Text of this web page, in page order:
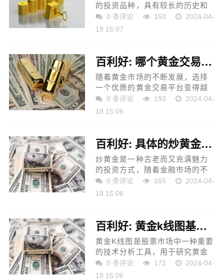
的投资品种，具有较长的历史和
广泛的交易市场。黄金市场的走
势受到多种因素的影响，包括经
0 条评论 150
2024-04-
18 15:07
百利好: 哪个黄金交易平台好？要有什么特点？
随着黄金市场的不断发展，选择
一个优质的黄金交易平台变得越
来越重要。本文将介绍如何评估
黄金交易平台的特点，并为您提
0 条评论 193
2024-04-
18 15:06
百利好: 具体的炒黄金开户流程是怎样的？
炒黄金是一种古老而又充满魅力
的投资方式，随着金融市场的不
断发展，越来越多的投资者选择
通过开户进行黄金交易。那么具
0 条评论 165
2024-04-
18 15:06
百利好: 黄金k线图基础知识有哪些内容？
黄金K线图是股票市场中一种重要
的技术分析工具，用于研究黄金
价格的趋势和走势。它通过将黄
金价格以时间序列的形式表示出
0 条评论 172
2024-04-
18 15:06